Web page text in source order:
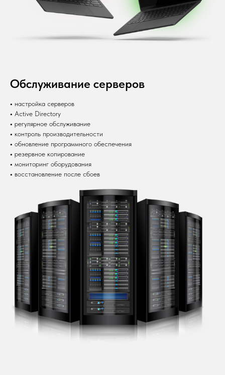
Обслуживание серверов
• настройка серверов
• Active Directory
• регулярное обслуживание
• контроль производительности
• обновление программного обеспечения
• резервное копирование
• мониторинг оборудования
• восстановление после сбоев